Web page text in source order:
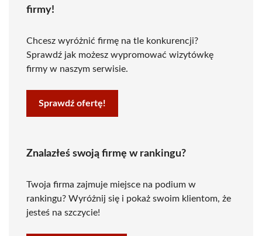
firmy!
Chcesz wyróżnić firmę na tle konkurencji?
Sprawdź jak możesz wypromować wizytówkę
firmy w naszym serwisie.
Sprawdź ofertę!
Znalazłeś swoją firmę w rankingu?
Twoja firma zajmuje miejsce na podium w
rankingu? Wyróżnij się i pokaż swoim klientom, że
jesteś na szczycie!